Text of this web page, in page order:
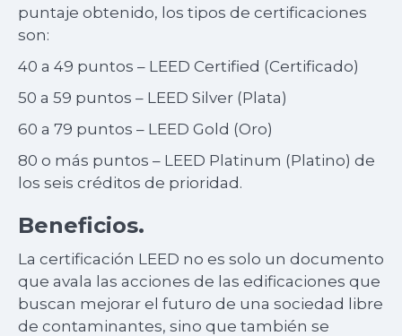
puntaje obtenido, los tipos de certificaciones
son:
40 a 49 puntos – LEED Certified (Certificado)
50 a 59 puntos – LEED Silver (Plata)
60 a 79 puntos – LEED Gold (Oro)
80 o más puntos – LEED Platinum (Platino) de
los seis créditos de prioridad.
Beneficios.
La certificación LEED no es solo un documento
que avala las acciones de las edificaciones que
buscan mejorar el futuro de una sociedad libre
de contaminantes, sino que también se